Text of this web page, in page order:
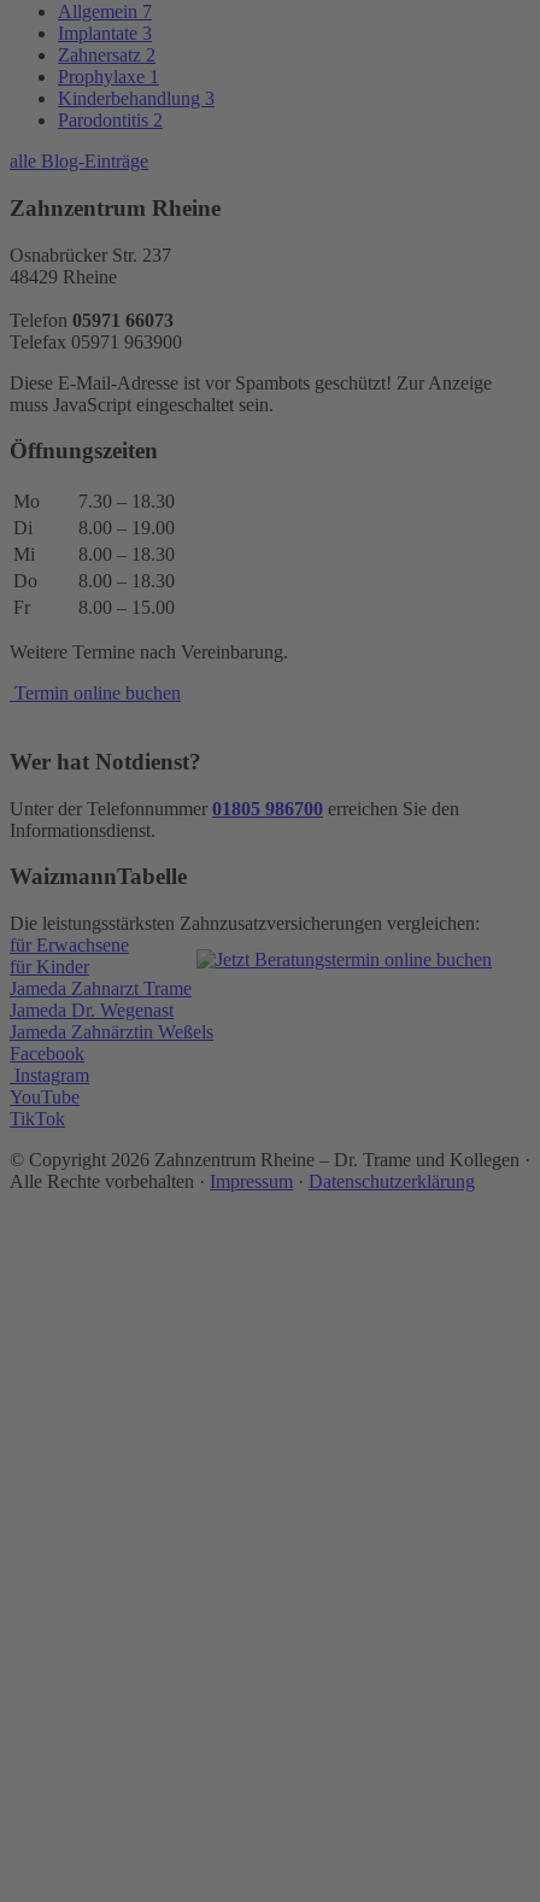
Allgemein 7
Implantate 3
Zahnersatz 2
Prophylaxe 1
Kinderbehandlung 3
Parodontitis 2
alle Blog-Einträge
Zahnzentrum Rheine
Osnabrücker Str. 237
48429 Rheine
Telefon 05971 66073
Telefax 05971 963900
Diese E-Mail-Adresse ist vor Spambots geschützt! Zur Anzeige
muss JavaScript eingeschaltet sein.
Öffnungszeiten
Mo
7.30 – 18.30
Di
8.00 – 19.00
Mi
8.00 – 18.30
Do
8.00 – 18.30
Fr
8.00 – 15.00
Weitere Termine nach Vereinbarung.
Termin online buchen
Wer hat Notdienst?
Unter der Telefonnummer 01805 986700 erreichen Sie den
Informationsdienst.
WaizmannTabelle
Die leistungsstärksten Zahnzusatzversicherungen vergleichen:
für Erwachsene
für Kinder
Jameda Zahnarzt Trame
Jameda Dr. Wegenast
Jameda Zahnärztin Weßels
Facebook
Instagram
YouTube
TikTok
© Copyright 2026 Zahnzentrum Rheine – Dr. Trame und Kollegen ·
Alle Rechte vorbehalten · Impressum · Datenschutzerklärung